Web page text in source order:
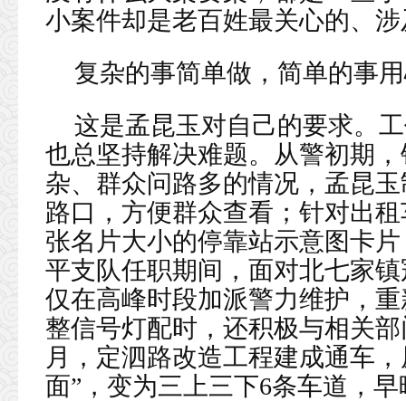
小案件却是老百姓最关心的、
复杂的事简单做，简单的事
这是孟昆玉对自己的要求。
也总坚持解决难题。从警初期
杂、群众问路多的情况，孟昆
路口，方便群众查看；针对出
张名片大小的停靠站示意图卡
平支队任职期间，面对北七家
仅在高峰时段加派警力维护，
整信号灯配时，还积极与相关
月，定泗路改造工程建成通车
面”，变为三上三下6条车道，